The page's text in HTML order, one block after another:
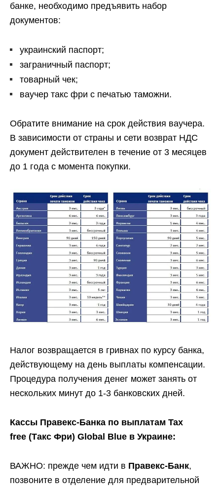
банке, необходимо предъявить набор
документов:
украинский паспорт;
заграничный паспорт;
товарный чек;
ваучер такс фри с печатью таможни.
Обратите внимание на срок действия ваучера.
В зависимости от страны и сети возврат НДС
документ действителен в течение от 3 месяцев
до 1 года с момента покупки.
Налог возвращается в гривнах по курсу банка,
действующему на день выплаты компенсации.
Процедура получения денег может занять от
нескольких минут до 1-3 банковских дней.
Кассы Правекс-Банка по выплатам Tax
free (Такс Фри) Global Blue в Украине:
ВАЖНО: прежде чем идти в Правекс-Банк,
позвоните в отделение для предварительной